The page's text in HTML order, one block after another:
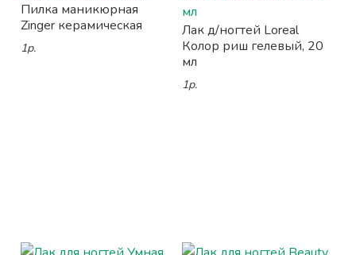
Пилка маникюрная
Zinger керамическая
1р.
Лак д/ногтей Loreal
Колор риш гелевый, 20
мл
1р.